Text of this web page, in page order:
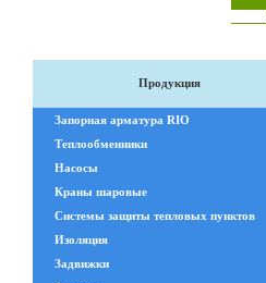
Продукция
Запорная арматура RIO
Теплообменники
Насосы
Краны шаровые
Системы защиты тепловых пунктов
Изоляция
Задвижки